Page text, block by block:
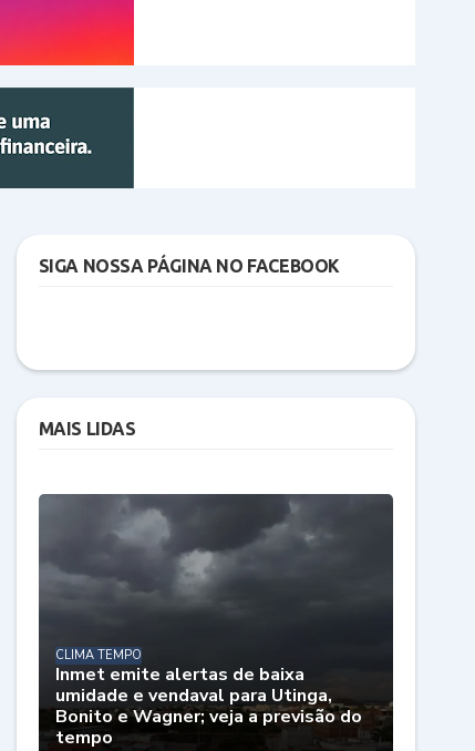
SIGA NOSSA PÁGINA NO FACEBOOK
MAIS LIDAS
CLIMA TEMPO
Inmet emite alertas de baixa
umidade e vendaval para Utinga,
Bonito e Wagner; veja a previsão do
tempo